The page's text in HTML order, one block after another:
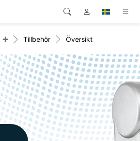
Stillahavsområdet
+ Tillbehör Översikt